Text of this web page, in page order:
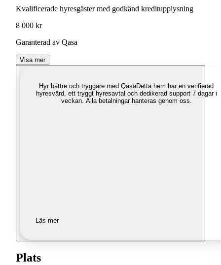
Kvalificerade hyresgäster med godkänd kreditupplysning
8 000 kr
Garanterad av Qasa
Visa mer
Hyr bättre och tryggare med QasaDetta hem har en verifierad
hyresvärd, ett tryggt hyresavtal och dedikerad support 7 dagar i
veckan. Alla betalningar hanteras genom oss.
Läs mer
Plats